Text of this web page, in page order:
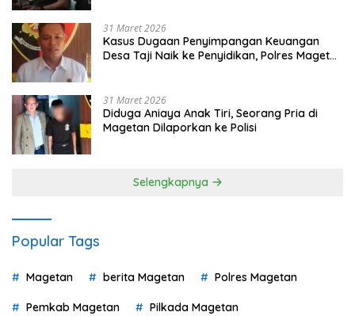
31 Maret 2026
Kasus Dugaan Penyimpangan Keuangan
Desa Taji Naik ke Penyidikan, Polres Magetan
31 Maret 2026
Diduga Aniaya Anak Tiri, Seorang Pria di
Magetan Dilaporkan ke Polisi
Selengkapnya
Popular Tags
Magetan berita Magetan Polres Magetan
Pemkab Magetan Pilkada Magetan